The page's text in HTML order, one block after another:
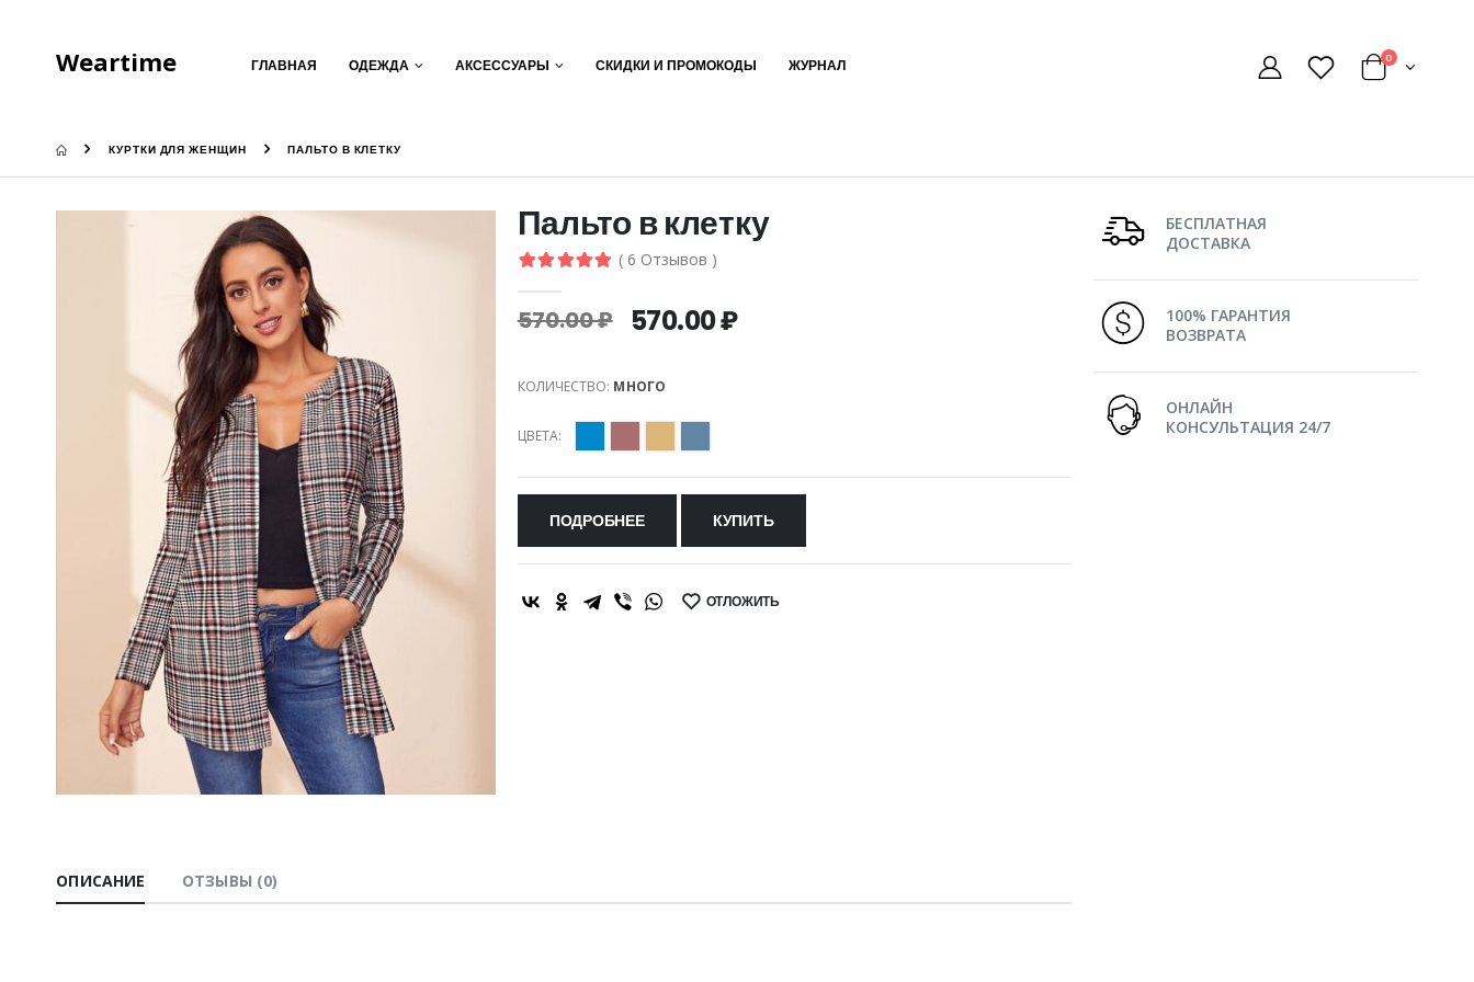
Weartime ГЛАВНАЯ ОДЕЖДА АКСЕССУАРЫ СКИДКИ И ПРОМОКОДЫ ЖУРНАЛ 0
КУРТКИ ДЛЯ ЖЕНЩИН ПАЛЬТО В КЛЕТКУ
Пальто в клетку
( 6 Отзывов )
570.00 ₽ 570.00 ₽
КОЛИЧЕСТВО: МНОГО
ЦВЕТА:
ПОДРОБНЕЕ КУПИТЬ
SHARE: ОТЛОЖИТЬ
ОПИСАНИЕ ОТЗЫВЫ (0)
БЕСПЛАТНАЯ
ДОСТАВКА
100% ГАРАНТИЯ
ВОЗВРАТА
ОНЛАЙН
КОНСУЛЬТАЦИЯ 24/7